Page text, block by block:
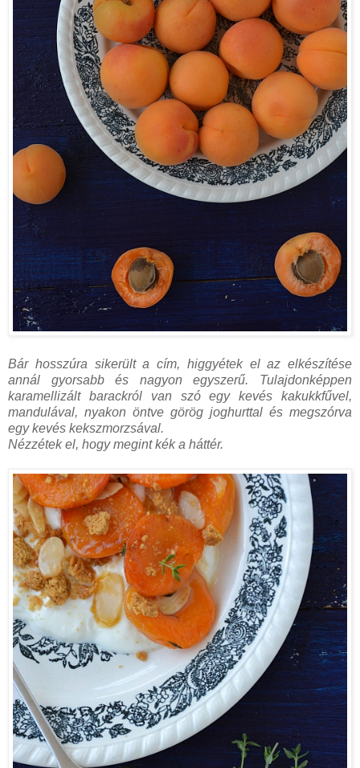
Bár hosszúra sikerült a cím, higgyétek el az elkészítése
annál gyorsabb és nagyon egyszerű. Tulajdonképpen
karamellizált barackról van szó egy kevés kakukkfűvel,
mandulával, nyakon öntve görög joghurttal és megszórva
egy kevés kekszmorzsával.
Nézzétek el, hogy megint kék a háttér.